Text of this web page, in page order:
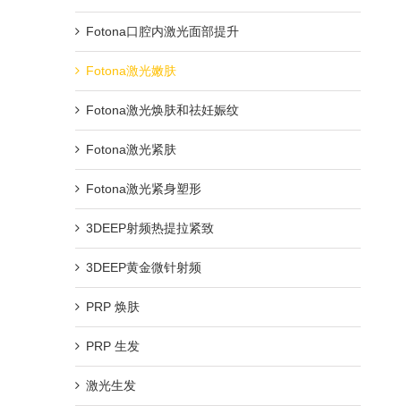
Fotona口腔内激光面部提升
Fotona激光嫩肤
Fotona激光焕肤和祛妊娠纹
Fotona激光紧肤
Fotona激光紧身塑形
3DEEP射频热提拉紧致
3DEEP黄金微针射频
PRP 焕肤
PRP 生发
激光生发